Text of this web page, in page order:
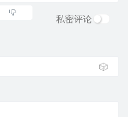
私密评论
🎲